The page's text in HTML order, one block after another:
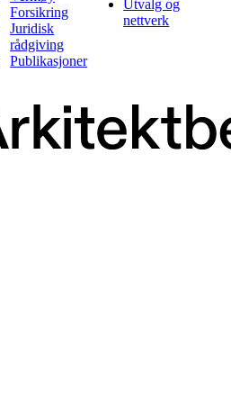
Forsikring
Juridisk
rådgiving
Publikasjoner
Utvalg og
nettverk